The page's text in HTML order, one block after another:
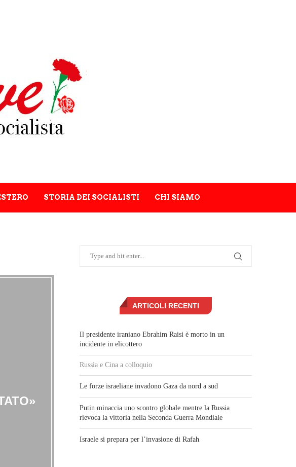
STORIA DEI SOCIALISTI CHI SIAMO
ARTICOLI RECENTI
Il presidente iraniano Ebrahim Raisi è morto in un
incidente in elicottero
Russia e Cina a colloquio
Le forze israeliane invadono Gaza da nord a sud
Putin minaccia uno scontro globale mentre la Russia
rievoca la vittoria nella Seconda Guerra Mondiale
Israele si prepara per l’invasione di Rafah